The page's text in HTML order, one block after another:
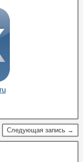
Следующая запись →